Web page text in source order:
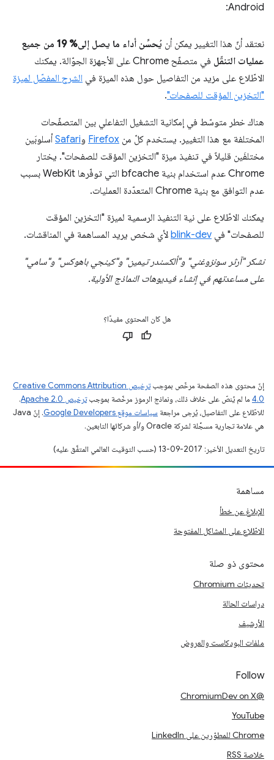
Android:
نعتقد أنّ هذا التغيير يمكن أن
يُحسِّن أداء ما يصل إلى% 19 من جميع
عمليات التنقّل
في متصفّح Chrome على الأجهزة الجوّالة. يمكنك
الاطّلاع على مزيد من التفاصيل حول هذه الميزة في الشرح المفصّل لميزة
"التخزين المؤقت للصفحات".
هناك خطر متوسّط في إمكانية التشغيل التفاعلي بين المتصفّحات
المختلفة مع هذا التغيير. يستخدم كلّ من Firefox وSafari أسلوبَين
مختلفَين قليلاً في تنفيذ ميزة "التخزين المؤقت للصفحات". يختار
Chrome عدم استخدام بنية bfcache التي توفّرها WebKit بسبب
عدم التوافق مع بنية Chrome المتعدّدة العمليات.
يمكنك الاطّلاع على نية التنفيذ الرسمية لميزة "التخزين المؤقت
للصفحات" في blink-dev لأي شخص يريد المساهمة في المناقشات.
نشكر "آرثر سونزوغني" و"ألكسندر تيمين" و"كينجي باهوكس" و"سامي"
على مساعدتهم في إنشاء فيديوهات النماذج الأولية.
هل كان المحتوى مفيدًا؟
إنّ محتوى هذه الصفحة مرخّص بموجب
ترخيص Creative Commons Attribution
4.0‏ ما لم يُنصّ على خلاف ذلك، ونماذج الرموز مرخّصة بموجبترخيص Apache 2.0‏
.
للاطّلاع على التفاصيل، يُرجى مراجعة سياسات موقع Google Developers‏
. إنّ Java
هي علامة تجارية مسجَّلة لشركة Oracle و/أو شركائها التابعين.
تاريخ التعديل الأخير: 2017-09-13 (حسب التوقيت العالمي المتفَّق عليه)
مساهمة
الإبلاغ عن خطأ
الاطّلاع على المشاكل المفتوحة
محتوى ذو صلة
تحديثات Chromium
دراسات الحالة
الأرشيف
ملفات البودكاست والعروض
Follow
@ChromiumDev on X
YouTube
Chrome للمطوّرين على LinkedIn
خلاصة RSS